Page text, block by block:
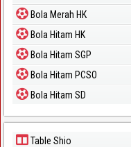
Bola Merah HK
Bola Hitam HK
Bola Hitam SGP
Bola Hitam PCSO
Bola Hitam SD
Table Shio